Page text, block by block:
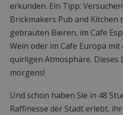
erkunden. Ein Tipp:
Brickmakers Pub and Kitchen
gebrauten Bieren, im Cafe
Wein oder im Cafe Europa
quirligen Atmosphäre. Dieses
morgens!
Und schon haben Sie in 48
Raffinesse der Stadt erlebt,